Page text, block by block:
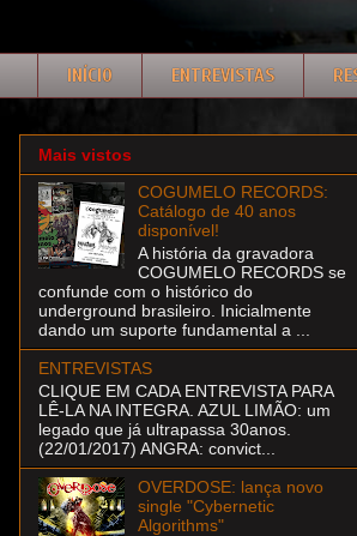
INÍCIO ENTREVISTAS
Mais vistos
COGUMELO RECORDS:
Catálogo de 40 anos
disponível!
A história da gravadora
COGUMELO RECORDS se
confunde com o histórico do
underground brasileiro. Inicialmente
dando um suporte fundamental a ...
ENTREVISTAS
CLIQUE EM CADA ENTREVISTA PARA
LÊ-LA NA INTEGRA. AZUL LIMÃO: um
legado que já ultrapassa 30anos.
(22/01/2017) ANGRA: convict...
OVERDOSE: lança novo
single "Cybernetic
Algorithms"